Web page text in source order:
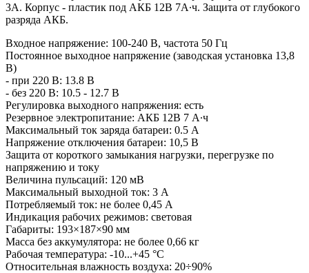
3А. Корпус - пластик под АКБ 12В 7А∙ч. Защита от глубокого
разряда АКБ.
Входное напряжение: 100-240 В, частота 50 Гц
Постоянное выходное напряжение (заводская установка 13,8
В)
- при 220 В: 13.8 В
- без 220 В: 10.5 - 12.7 В
Регулировка выходного напряжения: есть
Резервное электропитание: АКБ 12В 7 А∙ч
Максимальный ток заряда батареи: 0.5 А
Напряжение отключения батареи: 10,5 В
Защита от короткого замыкания нагрузки, перегрузке по
напряжению и току
Величина пульсаций: 120 мВ
Максимальный выходной ток: 3 А
Потребляемый ток: не более 0,45 А
Индикация рабочих режимов: световая
Габариты: 193×187×90 мм
Масса без аккумулятора: не более 0,66 кг
Рабочая температура: -10...+45 °C
Относительная влажность воздуха: 20÷90%